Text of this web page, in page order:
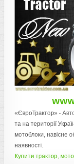
«ЄвроТрактор» -
та на території
мотоблоки, навісне
наявності.
Купити трактор,